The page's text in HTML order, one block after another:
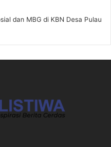
dan MBG di KBN Desa Pulau